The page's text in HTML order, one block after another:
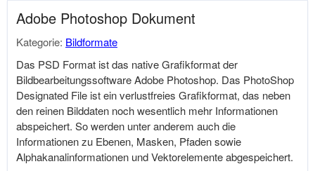
Adobe Photoshop Dokument
Kategorie: Bildformate
Das PSD Format ist das native Grafikformat der
Bildbearbeitungssoftware Adobe Photoshop. Das PhotoShop
Designated File ist ein verlustfreies Grafikformat, das neben
den reinen Bilddaten noch wesentlich mehr Informationen
abspeichert. So werden unter anderem auch die
Informationen zu Ebenen, Masken, Pfaden sowie
Alphakanalinformationen und Vektorelemente abgespeichert.